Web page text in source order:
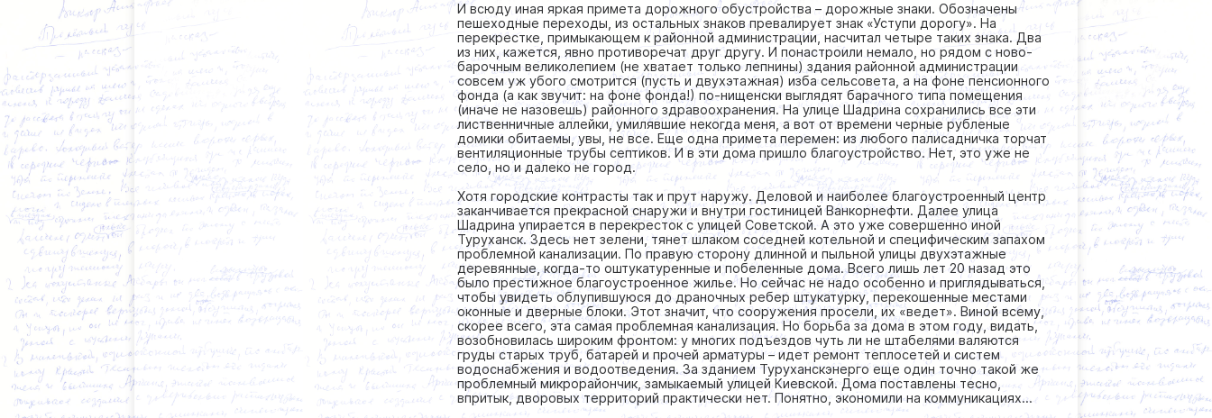
И всюду иная яркая примета дорожного обустройства – дорожные знаки. Обозначены
пешеходные переходы, из остальных знаков превалирует знак «Уступи дорогу». На
перекрестке, примыкающем к районной администрации, насчитал четыре таких знака. Два
из них, кажется, явно противоречат друг другу. И понастроили немало, но рядом с ново-
барочным великолепием (не хватает только лепнины) здания районной администрации
совсем уж убого смотрится (пусть и двухэтажная) изба сельсовета, а на фоне пенсионного
фонда (а как звучит: на фоне фонда!) по-нищенски выглядят барачного типа помещения
(иначе не назовешь) районного здравоохранения. На улице Шадрина сохранились все эти
лиственничные аллейки, умилявшие некогда меня, а вот от времени черные рубленые
домики обитаемы, увы, не все. Еще одна примета перемен: из любого палисадничка торчат
вентиляционные трубы септиков. И в эти дома пришло благоустройство. Нет, это уже не
село, но и далеко не город.
Хотя городские контрасты так и прут наружу. Деловой и наиболее благоустроенный центр
заканчивается прекрасной снаружи и внутри гостиницей Ванкорнефти. Далее улица
Шадрина упирается в перекресток с улицей Советской. А это уже совершенно иной
Туруханск. Здесь нет зелени, тянет шлаком соседней котельной и специфическим запахом
проблемной канализации. По правую сторону длинной и пыльной улицы двухэтажные
деревянные, когда-то оштукатуренные и побеленные дома. Всего лишь лет 20 назад это
было престижное благоустроенное жилье. Но сейчас не надо особенно и приглядываться,
чтобы увидеть облупившуюся до драночных ребер штукатурку, перекошенные местами
оконные и дверные блоки. Этот значит, что сооружения просели, их «ведет». Виной всему,
скорее всего, эта самая проблемная канализация. Но борьба за дома в этом году, видать,
возобновилась широким фронтом: у многих подъездов чуть ли не штабелями валяются
груды старых труб, батарей и прочей арматуры – идет ремонт теплосетей и систем
водоснабжения и водоотведения. За зданием Туруханскэнерго еще один точно такой же
проблемный микрорайончик, замыкаемый улицей Киевской. Дома поставлены тесно,
впритык, дворовых территорий практически нет. Понятно, экономили на коммуникациях...